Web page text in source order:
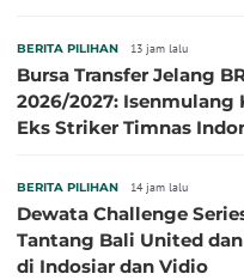
BERITA PILIHAN 13 jam lalu
Bursa Transfer Jelang
2026/2027: Isenmulang
Eks Striker Timnas
BERITA PILIHAN 14 jam lalu
Dewata Challenge
Tantang Bali United dan
di Indosiar dan Vidio